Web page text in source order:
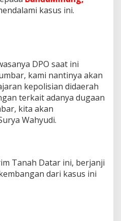
kasus ini.
DPO saat ini
kami nantinya akan
kepolisian didaerah
terkait adanya dugaan
kita akan
Wahyudi.
Tanah Datar ini, berjanji
dari kasus ini